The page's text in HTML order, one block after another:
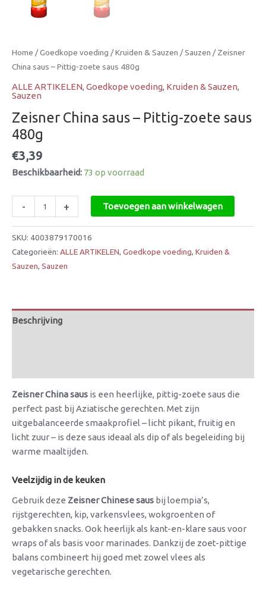
Home /Goedkope voeding /Kruiden & Sauzen /Sauzen / Zeisner
China saus – Pittig-zoete saus 480g
ALLE ARTIKELEN, Goedkope voeding, Kruiden & Sauzen,
Sauzen
Zeisner China saus – Pittig-zoete saus
480g
€3,39
Beschikbaarheid: 73 op voorraad
- + Toevoegen aan winkelwagen
SKU: 4003879170016
Categorieën: ALLE ARTIKELEN, Goedkope voeding, Kruiden &
Sauzen, Sauzen
Beschrijving
Zeisner China saus is een heerlijke, pittig-zoete saus die
perfect past bij Aziatische gerechten. Met zijn
uitgebalanceerde smaakprofiel – licht pikant, fruitig en
licht zuur – is deze saus ideaal als dip of als begeleiding bij
warme maaltijden.
Veelzijdig in de keuken
Gebruik deze Zeisner Chinese saus bij loempia’s,
rijstgerechten, kip, varkensvlees, wokgroenten of
gebakken snacks. Ook heerlijk als kant-en-klare saus voor
wraps of als basis voor marinades. Dankzij de zoet-pittige
balans combineert hij goed met zowel vlees als
vegetarische gerechten.